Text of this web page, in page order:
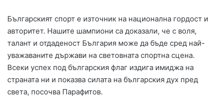
Българският спорт е източник на национална гордост и
авторитет. Нашите шампиони са доказали, че с воля,
талант и отдаденост България може да бъде сред най-
уважаваните държави на световната спортна сцена.
Всеки успех под българския флаг издига имиджа на
страната ни и показва силата на българския дух пред
света, посочва Парафитов.